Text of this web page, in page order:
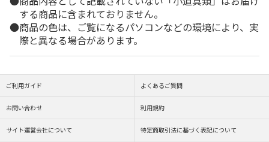
する商品に含まれておりません。
商品の色は、ご覧になるパソコンなどの環境により、実
際と異なる場合があります。
ご利用ガイド よくあるご質問
お問い合わせ 利用規約
サイト運営会社について 特定商取引法に基づく表記について